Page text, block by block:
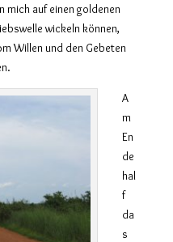
mich auf einen goldenen
wickeln können,
Willen und den Gebeten
A
m
En
de
hal
f
da
s